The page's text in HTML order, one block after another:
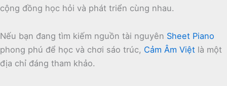
cộng đồng học hỏi và phát triển cùng nhau.
Nếu bạn đang tìm kiếm nguồn tài nguyên Sheet Piano
phong phú để học và chơi sáo trúc, Cảm Âm Việt là một
địa chỉ đáng tham khảo.